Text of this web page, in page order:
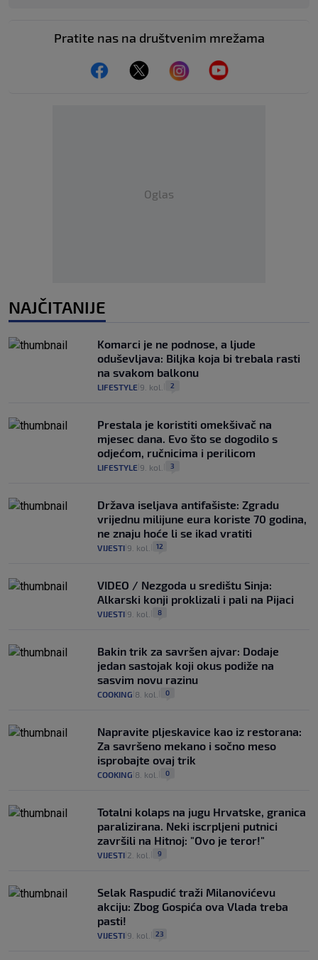
Pratite nas na društvenim mrežama
Oglas
NAJČITANIJE
Komarci je ne podnose, a ljude
oduševljava: Biljka koja bi trebala rasti
na svakom balkonu
LIFESTYLE 9. kol. 2
Prestala je koristiti omekšivač na
mjesec dana. Evo što se dogodilo s
odjećom, ručnicima i perilicom
LIFESTYLE 9. kol. 3
Država iseljava antifašiste: Zgradu
vrijednu milijune eura koriste 70 godina,
ne znaju hoće li se ikad vratiti
VIJESTI 9. kol. 12
VIDEO / Nezgoda u središtu Sinja:
Alkarski konji proklizali i pali na Pijaci
VIJESTI 9. kol. 8
Bakin trik za savršen ajvar: Dodaje
jedan sastojak koji okus podiže na
sasvim novu razinu
COOKING 8. kol. 0
Napravite pljeskavice kao iz restorana:
Za savršeno mekano i sočno meso
isprobajte ovaj trik
COOKING 8. kol. 0
Totalni kolaps na jugu Hrvatske, granica
paralizirana. Neki iscrpljeni putnici
završili na Hitnoj: "Ovo je teror!"
VIJESTI 2. kol. 9
Selak Raspudić traži Milanovićevu
akciju: Zbog Gospića ova Vlada treba
pasti!
VIJESTI 9. kol. 23